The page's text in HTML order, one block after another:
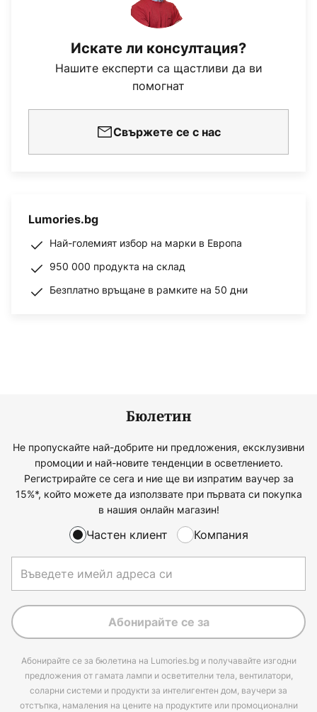
Искате ли консултация?
Нашите експерти са щастливи да ви
помогнат
Свържете се с нас
Lumories.bg
Най-големият избор на марки в Европа
950 000 продукта на склад
Безплатно връщане в рамките на 50 дни
Бюлетин
Не пропускайте най-добрите ни предложения, ексклузивни
промоции и най-новите тенденции в осветлението.
Регистрирайте се сега и ние ще ви изпратим ваучер за
15%*, който можете да използвате при първата си покупка
в нашия онлайн магазин!
Частен клиент Компания
Абонирайте се за
Абонирайте се за бюлетина на Lumories.bg и получавайте изгодни
предложения от гамата лампи и осветителни тела, вентилатори,
соларни системи и продукти за интелигентен дом, ваучери за
отстъпка, намаления на цените на продуктите или промоционални